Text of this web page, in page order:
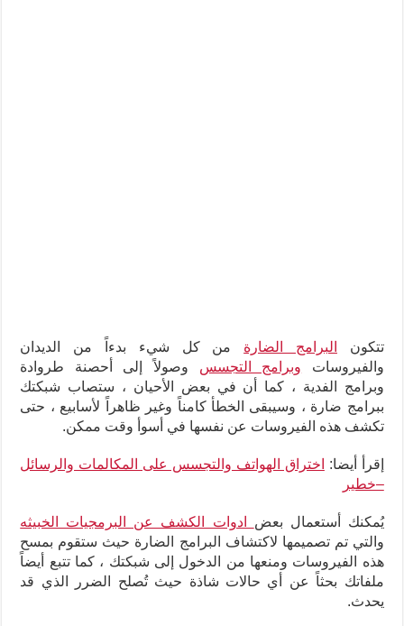
تتكون البرامج الضارةمن كل شيء بدءاً من الديدان
والفيروسات
وبرامج التجسسوصولاً إلى أحصنة طروادة
وبرامج الفدية ، كما أن في بعض الأحيان ، ستصاب شبكتك
ببرامج ضارة ، وسيبقى الخطأ كامناً وغير ظاهراً لأسابيع ، حتى
تكشف هذه الفيروسات عن نفسها في أسوأ وقت ممكن.
إقرأ أيضا:
اختراق الهواتف والتجسس على المكالمات والرسائل
–خطير
يُمكنك أستعمال بعضادوات الكشف عن البرمجيات الخبيثه
والتي تم تصميمها لاكتشاف البرامج الضارة حيث ستقوم بمسح
هذه الفيروسات ومنعها من الدخول إلى شبكتك ، كما تتبع أيضاً
ملفاتك بحثاً عن أي حالات شاذة حيث تُصلح الضرر الذي قد
يحدث.